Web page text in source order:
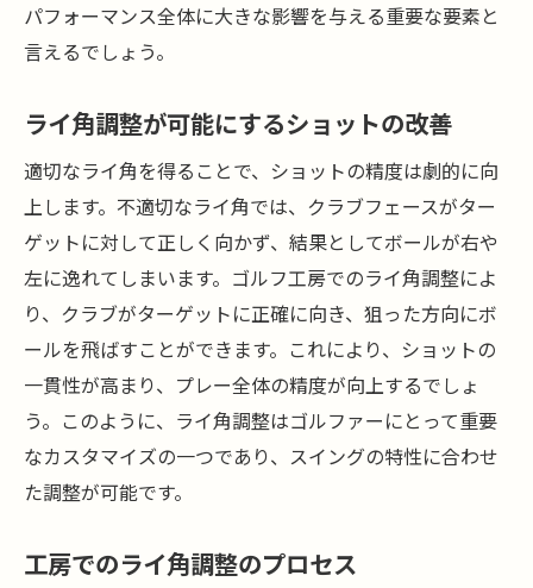
パフォーマンス全体に大きな影響を与える重要な要素と
言えるでしょう。
ライ角調整が可能にするショットの改善
適切なライ角を得ることで、ショットの精度は劇的に向
上します。不適切なライ角では、クラブフェースがター
ゲットに対して正しく向かず、結果としてボールが右や
左に逸れてしまいます。ゴルフ工房でのライ角調整によ
り、クラブがターゲットに正確に向き、狙った方向にボ
ールを飛ばすことができます。これにより、ショットの
一貫性が高まり、プレー全体の精度が向上するでしょ
う。このように、ライ角調整はゴルファーにとって重要
なカスタマイズの一つであり、スイングの特性に合わせ
た調整が可能です。
工房でのライ角調整のプロセス